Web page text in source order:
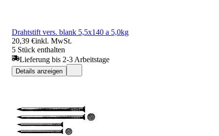
Drahtstift vers. blank 5,5x140 a 5,0kg
20,39 €inkl. MwSt.
5 Stück enthalten
Lieferung bis 2-3 Arbeitstage
Details anzeigen